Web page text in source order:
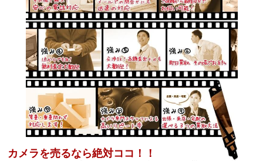
カメラを売るなら絶対ココ！！